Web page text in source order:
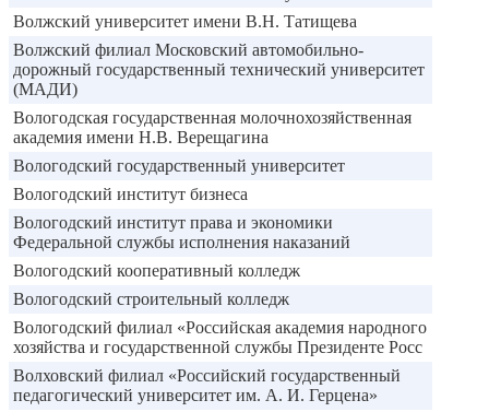
Волжский университет имени В.Н. Татищева
Волжский филиал Московский автомобильно-
дорожный государственный технический университет
(МАДИ)
Вологодская государственная молочнохозяйственная
академия имени Н.В. Верещагина
Вологодский государственный университет
Вологодский институт бизнеса
Вологодский институт права и экономики
Федеральной службы исполнения наказаний
Вологодский кооперативный колледж
Вологодский строительный колледж
Вологодский филиал «Российская академия народного
хозяйства и государственной службы Президенте Росс
Волховский филиал «Российский государственный
педагогический университет им. А. И. Герцена»